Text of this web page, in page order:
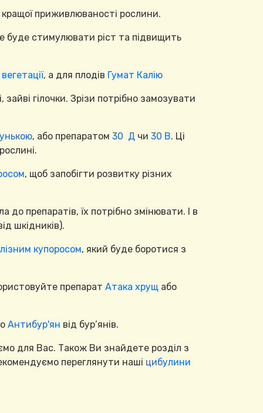
приживлюваності рослини.
буде стимулювати ріст та підвищить
, а для плодів Гумат Калію
гілочки. Зрізи потрібно замозувати
, або препаратом 30 Дчи 30 В. Ці
, щоб запобігти розвитку різних
препаратів, їх потрібно змінювати. І в
шкідників).
купоросом, який буде боротися з
препарат Атака хрущабо
Антибур'ян від бур’янів.
для Вас. Також Ви знайдете розділ з
переглянути наші цибулини